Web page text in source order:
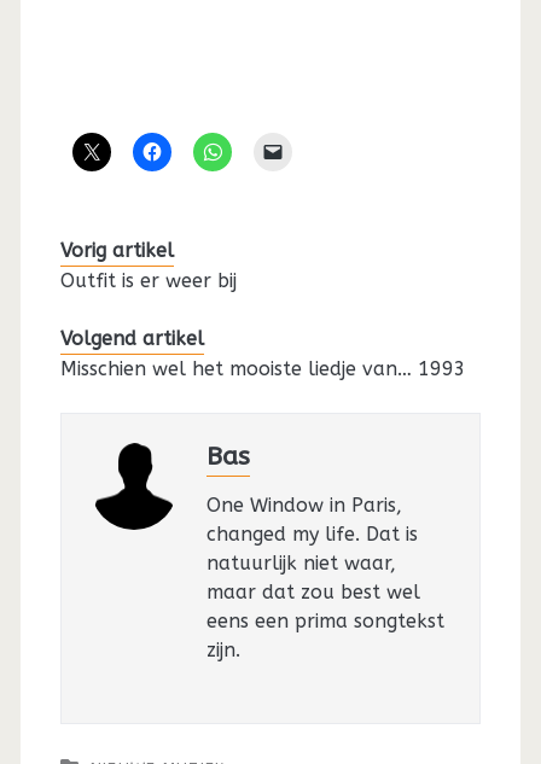
Vorig artikel
Outfit is er weer bij
Volgend artikel
Misschien wel het mooiste liedje van… 1993
Bas
One Window in Paris,
changed my life. Dat is
natuurlijk niet waar,
maar dat zou best wel
eens een prima songtekst
zijn.